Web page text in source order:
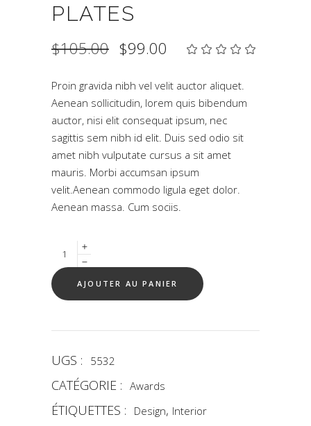
PLATES
$105.00 Le
prix
était :
$105.00.
$99.00 prix
est :
$99.00.
basé
sur
notation
Proin gravida nibh vel velit auctor aliquet.
Aenean sollicitudin, lorem quis bibendum
auctor, nisi elit consequat ipsum, nec
sagittis sem nibh id elit. Duis sed odio sit
amet nibh vulputate cursus a sit amet
mauris. Morbi accumsan ipsum
velit.Aenean commodo ligula eget dolor.
Aenean massa. Cum sociis.
Quantity
AJOUTER AU PANIER
UGS : 5532
CATÉGORIE : Awards
ÉTIQUETTES : Design, Interior